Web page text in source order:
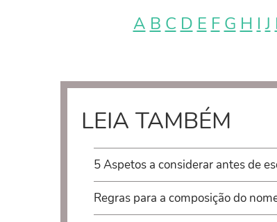
A B C D E F G H I J
LEIA TAMBÉM
5 Aspetos a considerar antes de
Regras para a composição do